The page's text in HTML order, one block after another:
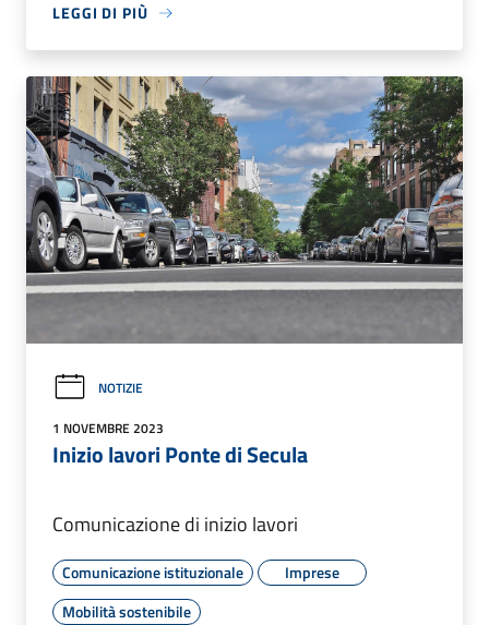
LEGGI DI PIÙ
NOTIZIE
1 NOVEMBRE 2023
Inizio lavori Ponte di Secula
Comunicazione di inizio lavori
Comunicazione istituzionale
Imprese
Mobilità sostenibile